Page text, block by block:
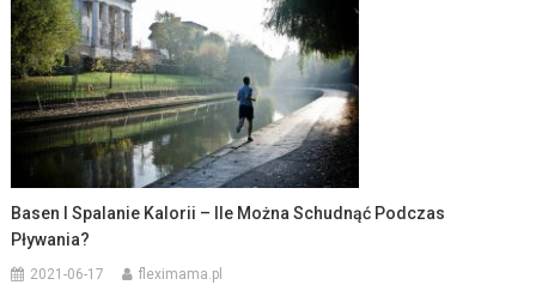
Basen I Spalanie Kalorii – Ile Można Schudnąć Podczas
Pływania?
2021-06-17 fleximama.pl